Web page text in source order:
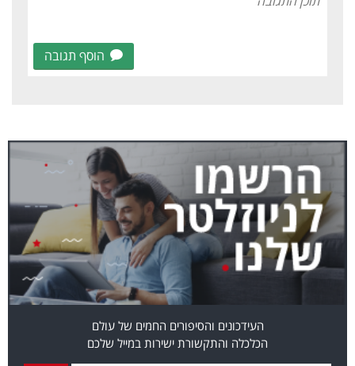
הוסף תגובה
העידכונים והסיפורים החמים של עולם
הכלכלה והתקשורת ישירות במייל שלכם